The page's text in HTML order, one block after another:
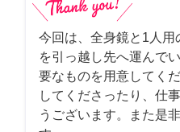
今回は、全身鏡と1人
を引っ越し先へ運んで
要なものを用意してく
してくださったり、仕
うございます。また是